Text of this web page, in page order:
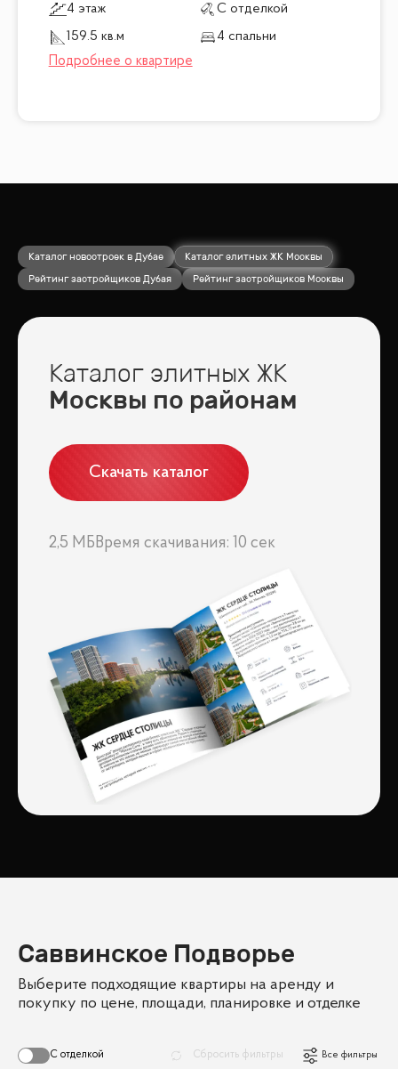
4 этаж
С отделкой
159.5 кв.м
4 спальни
Каталог новостроек в Дубае
Каталог элитных ЖК Москвы
Рейтинг застройщиков Дубая
Рейтинг застройщиков Москвы
Каталог элитных ЖК
Москвы по районам
Скачать каталог
2,5 МБ Время скачивания: 10 сек
Саввинское Подворье
Выберите подходящие квартиры на аренду и
покупку по цене, площади, планировке и отделке
С отделкой Сбросить фильтры Все фильтры